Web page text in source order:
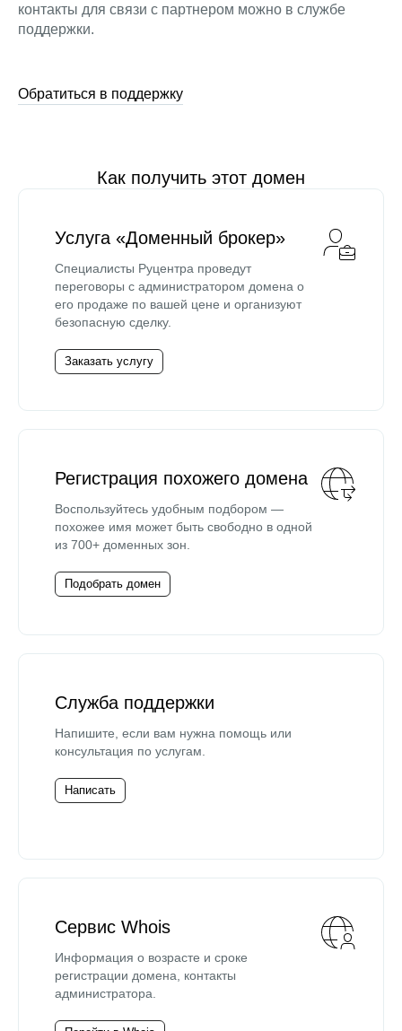
контакты для связи с партнером можно в службе
поддержки.
Обратиться в поддержку
Как получить этот домен
Услуга «Доменный брокер»
Специалисты Руцентра проведут
переговоры с администратором домена о
его продаже по вашей цене и организуют
безопасную сделку.
Заказать услугу
Регистрация похожего домена
Воспользуйтесь удобным подбором —
похожее имя может быть свободно в одной
из 700+ доменных зон.
Подобрать домен
Служба поддержки
Напишите, если вам нужна помощь или
консультация по услугам.
Написать
Сервис Whois
Информация о возрасте и сроке
регистрации домена, контакты
администратора.